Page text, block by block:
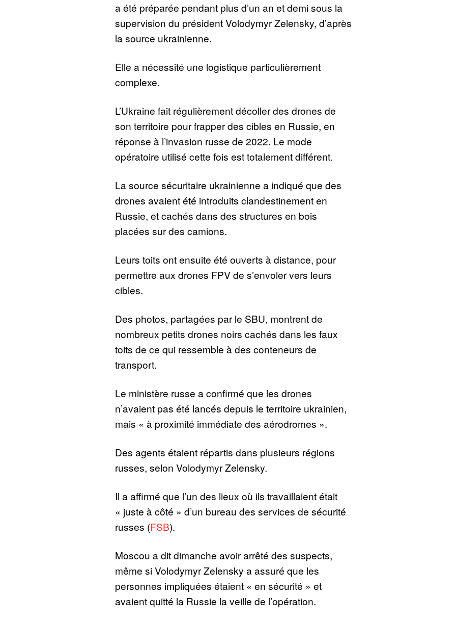
a été préparée pendant plus d’un an et demi sous la
supervision du président Volodymyr Zelensky, d’après
la source ukrainienne.
Elle a nécessité une logistique particulièrement
complexe.
L’Ukraine fait régulièrement décoller des drones de
son territoire pour frapper des cibles en Russie, en
réponse à l’invasion russe de 2022. Le mode
opératoire utilisé cette fois est totalement différent.
La source sécuritaire ukrainienne a indiqué que des
drones avaient été introduits clandestinement en
Russie, et cachés dans des structures en bois
placées sur des camions.
Leurs toits ont ensuite été ouverts à distance, pour
permettre aux drones FPV de s’envoler vers leurs
cibles.
Des photos, partagées par le SBU, montrent de
nombreux petits drones noirs cachés dans les faux
toits de ce qui ressemble à des conteneurs de
transport.
Le ministère russe a confirmé que les drones
n’avaient pas été lancés depuis le territoire ukrainien,
mais « à proximité immédiate des aérodromes ».
Des agents étaient répartis dans plusieurs régions
russes, selon Volodymyr Zelensky.
Il a affirmé que l’un des lieux où ils travaillaient était
« juste à côté » d’un bureau des services de sécurité
russes (FSB).
Moscou a dit dimanche avoir arrêté des suspects,
même si Volodymyr Zelensky a assuré que les
personnes impliquées étaient « en sécurité » et
avaient quitté la Russie la veille de l’opération.